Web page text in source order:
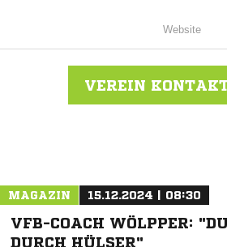
Website
VEREIN
MAGAZIN 15.12.2024 | 08:30
VFB-COACH WÖLPPER:
DURCH HÜLSER"